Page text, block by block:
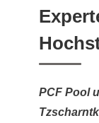
PCF Pool